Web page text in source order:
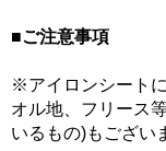
■ご注意事項
※アイロンシート
オル地、フリース
いるもの)もござい